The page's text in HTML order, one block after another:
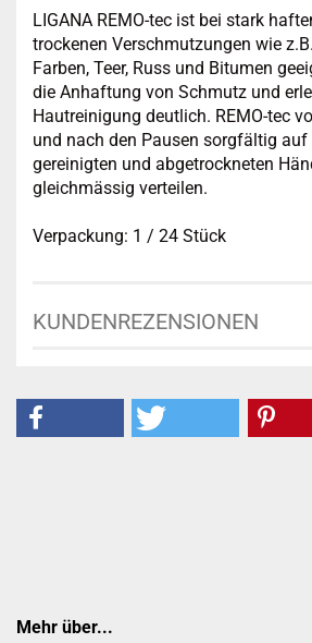
LIGANA REMO-tec ist bei stark
trockenen Verschmutzungen wie
Farben, Teer, Russ und Bitumen
die Anhaftung von Schmutz und
Hautreinigung deutlich. REMO-tec
und nach den Pausen sorgfältig auf
gereinigten und abgetrockneten
gleichmässig verteilen.
Verpackung: 1 / 24 Stück
KUNDENREZENSIONEN
Mehr über...